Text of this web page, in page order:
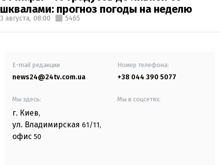
шквалами: прогноз погоды на неделю
3 августа, 08:00 5465
E-mail редакции
news24@24tv.com.ua
Номер телефона:
+38 044 390 5077
Мы здесь:
г. Киев,
ул. Владимирская 61/11,
офис 50
Мы в соцсетях: